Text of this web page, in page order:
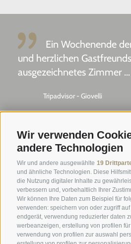
Wir verwenden
andere Technologien
Wir und andere ausgewählte 19
und ähnliche Technologien. Diese
die Nutzung digitaler Inhalte zu
verbessern und, vorbehaltlich Ihrer
Wir können Ihre Daten zum Beispiel für
verwenden: speichern von oder zugriff
endgerät, verwendung reduzierter daten
werbeanzeigen, erstellung von profilen
verwendung von profilen zur auswahl
Ein Wochenende
und herzlichen
ausgezeichnetes Zimmer ...
Tripadvisor - Giovelli
Anfrage
Online Buchen
Webcam
Social Wall